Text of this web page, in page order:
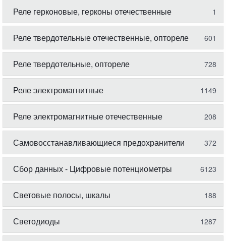
Реле герконовые, герконы отечественные 1
Реле твердотельные отечественные, оптореле 601
Реле твердотельные, оптореле 728
Реле электромагнитные 1149
Реле электромагнитные отечественные 208
Самовосстанавливающиеся предохранители 372
Сбор данных - Цифровые потенциометры 6123
Световые полосы, шкалы 188
Светодиоды 1287